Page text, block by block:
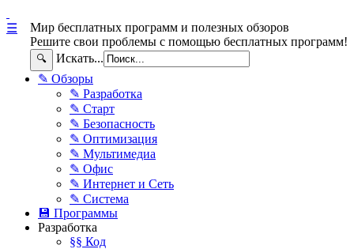
Мир бесплатных программ и полезных обзоров
Решите свои проблемы с помощью бесплатных программ!
🔍 Искать...
☰
✎ Обзоры
✎ Разработка
✎ Старт
✎ Безопасность
✎ Оптимизация
✎ Мультимедиа
✎ Офис
✎ Интернет и Сеть
✎ Система
💾 Программы
Разработка
§§ Код